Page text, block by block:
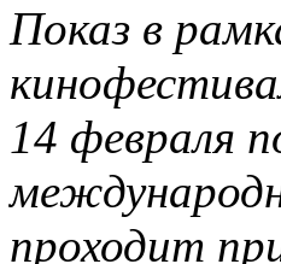
Показ в
14 февраля
проходит